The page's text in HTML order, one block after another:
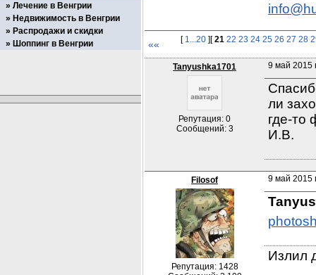
«« [ 1...20][21 22 23 24 25 26 27 28
Tanyushka1701
Репутация: 0
Сообщений: 3
9 май 2015
ли
где-то
И.В.
Filosof
Репутация: 1428
9 май 2015
Излил
Лечение в Венгрии
Недвижимость в Венгрии
Распродажи и скидки
Шоппинг в Венгрии